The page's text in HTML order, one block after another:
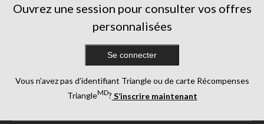
Ouvrez une session pour consulter vos offres
personnalisées
Se connecter
Vous n’avez pas d’identifiant Triangle ou de carte Récompenses
TriangleMD? S’inscrire maintenant